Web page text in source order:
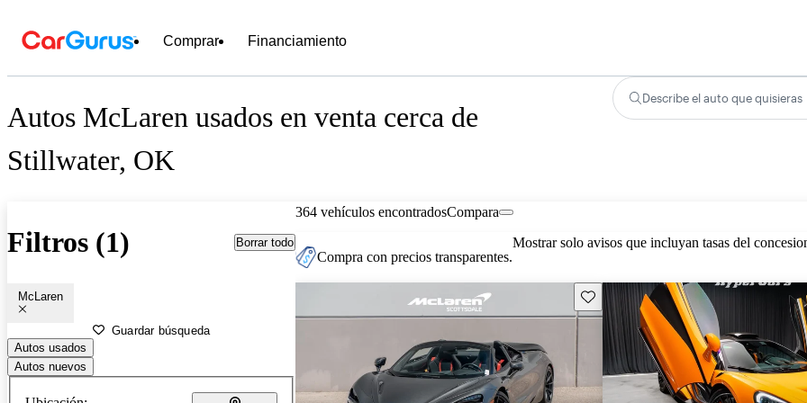
Comprar Financiamiento
Autos McLaren usados en venta cerca de
Stillwater, OK
Describe el auto que quisieras
Filtros (1) Borrar todo
McLaren
Guardar búsqueda
Autos usados
Autos nuevos
364 vehículos encontradosCompara
Compra con precios transparentes.
Mostrar solo avisos que incluyan tasas del
Guarda este Aviso